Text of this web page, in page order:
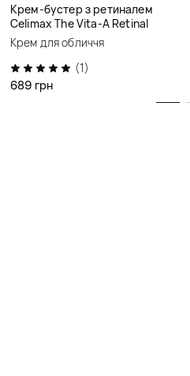
Крем-бустер з ретиналем
Celimax The Vita-A Retinal
Shot Tightening Booster
Крем для обличчя
(1)
689 грн